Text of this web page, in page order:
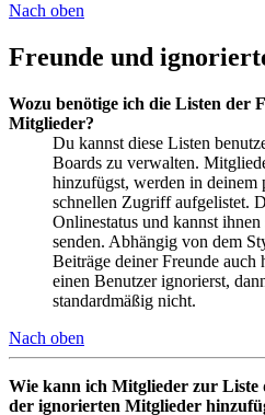
Nach oben
Freunde und
Wozu benötige ich die Listen der
Mitglieder?
Du kannst diese Listen
Boards zu verwalten.
hinzufügst, werden in deinem
schnellen Zugriff aufgelistet.
Onlinestatus und kannst
senden. Abhängig von dem
Beiträge deiner Freunde auch
einen Benutzer ignorierst,
standardmäßig nicht.
Nach oben
Wie kann ich Mitglieder zur Liste
der ignorierten Mitglieder